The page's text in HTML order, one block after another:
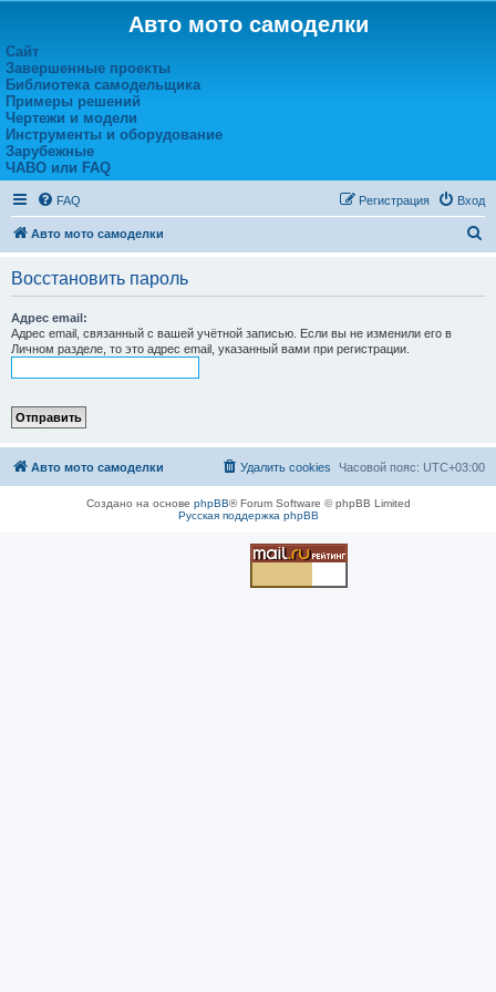
Авто мото самоделки
Сайт
Завершенные проекты
Библиотека самодельщика
Примеры решений
Чертежи и модели
Инструменты и оборудование
Зарубежные
ЧАВО или FAQ
FAQ Вход
Регистрация
Авто мото самоделки
Восстановить пароль
Адрес email:
Адрес email, связанный с вашей учётной записью. Если вы не изменили его в
Личном разделе, то это адрес email, указанный вами при регистрации.
Авто мото самоделки Часовой пояс: UTC+03:00
Удалить cookies
Создано на основе phpBB® Forum Software © phpBB Limited
Русская поддержка phpBB